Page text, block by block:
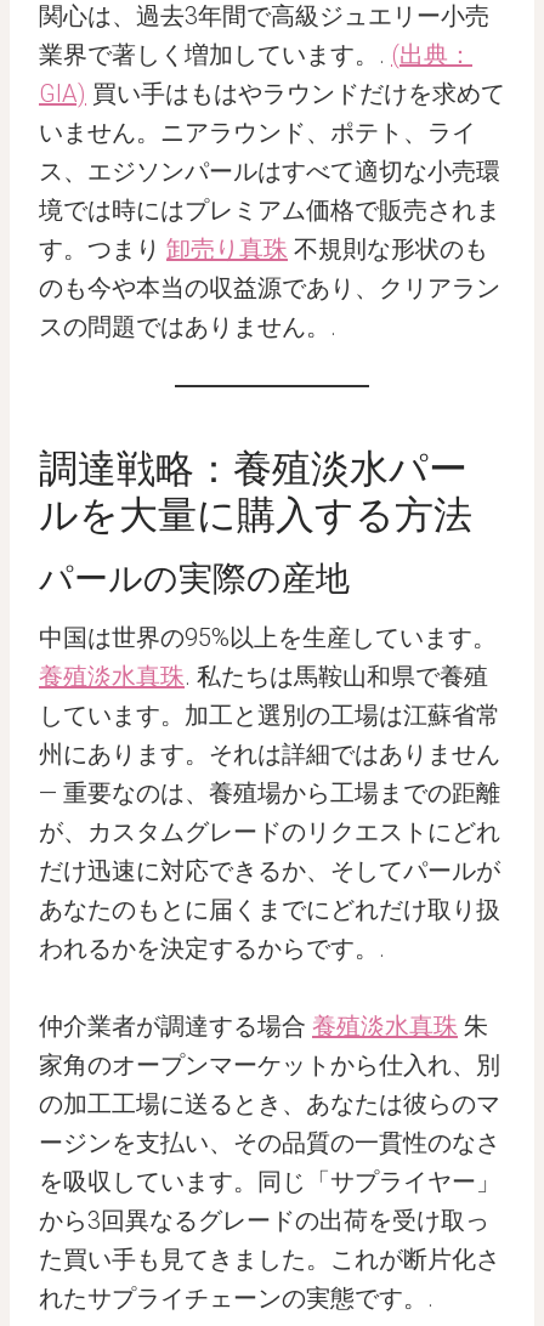
関心は、過去3年間で高級ジュエリー小売
業界で著しく増加しています。. (出典：
GIA) 買い手はもはやラウンドだけを求めて
いません。ニアラウンド、ポテト、ライ
ス、エジソンパールはすべて適切な小売環
境では時にはプレミアム価格で販売されま
す。つまり 卸売り真珠 不規則な形状のも
のも今や本当の収益源であり、クリアラン
スの問題ではありません。.
調達戦略：養殖淡水パー
ルを大量に購入する方法
パールの実際の産地
中国は世界の95%以上を生産しています。
養殖淡水真珠. 私たちは馬鞍山和県で養殖
しています。加工と選別の工場は江蘇省常
州にあります。それは詳細ではありません
— 重要なのは、養殖場から工場までの距離
が、カスタムグレードのリクエストにどれ
だけ迅速に対応できるか、そしてパールが
あなたのもとに届くまでにどれだけ取り扱
われるかを決定するからです。.
仲介業者が調達する場合 養殖淡水真珠 朱
家角のオープンマーケットから仕入れ、別
の加工工場に送るとき、あなたは彼らのマ
ージンを支払い、その品質の一貫性のなさ
を吸収しています。同じ「サプライヤー」
から3回異なるグレードの出荷を受け取っ
た買い手も見てきました。これが断片化さ
れたサプライチェーンの実態です。.